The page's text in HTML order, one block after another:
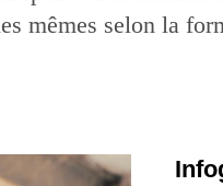
mêmes selon la